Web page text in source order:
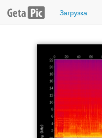
Загрузка